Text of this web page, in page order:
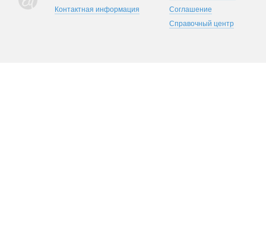
Контактная информация
Соглашение
Справочный центр